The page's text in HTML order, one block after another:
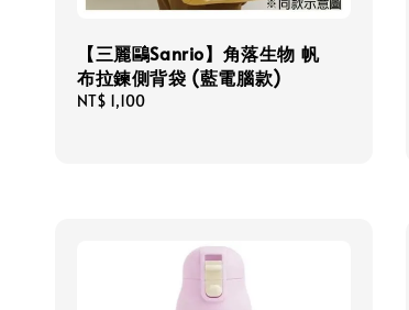
【三麗鷗Sanrio】角落生物 帆
布拉鍊側背袋 (藍電腦款)
Regular
NT$ 1,100